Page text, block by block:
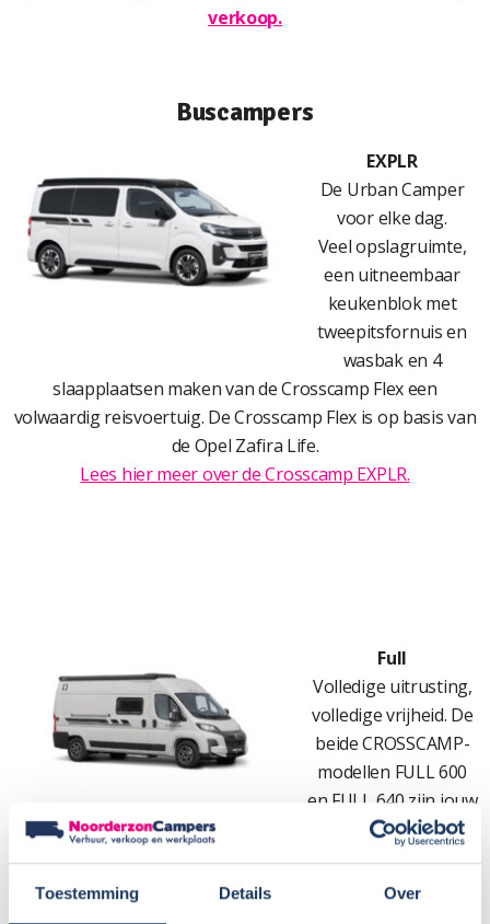
Toestemming Details Over
verkoop.
Buscampers
EXPLR
De Urban Camper
voor elke dag.
Veel opslagruimte,
een uitneembaar
keukenblok met
tweepitsfornuis en
wasbak en 4
slaapplaatsen maken van de Crosscamp Flex een
volwaardig reisvoertuig. De Crosscamp Flex is op basis van
de Opel Zafira Life.
Lees hier meer over de Crosscamp EXPLR.
Full
Volledige uitrusting,
volledige vrijheid. De
beide CROSSCAMP-
modellen FULL 600
en FULL 640 zijn jouw
thuis onderweg. Deze
campers worden bij Sunlight in de fabriek gemaakt en zijn
het broertje van de Sunlight Cliff. Prijstechnisch zijn ze zeer